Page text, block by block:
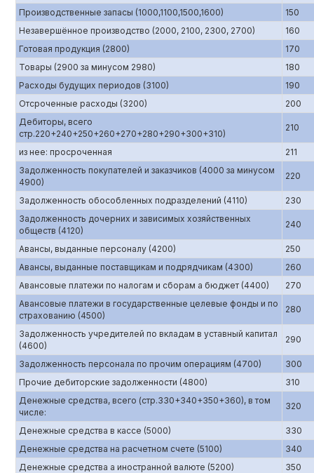
Производственные запасы (1000,1100,1500,1600)
150
Незавершённое производство (2000, 2100, 2300, 2700)
160
Готовая продукция (2800)
170
Товары (2900 за минусом 2980)
180
Расходы будущих периодов (3100)
190
Отсроченные расходы (3200)
200
Дебиторы, всего
стр.220+240+250+260+270+280+290+300+310)
210
из нее: просроченная
211
Задолженность покупателей и заказчиков (4000 за минусом
4900)
220
Задолженность обособленных подразделений (4110)
230
Задолженность дочерних и зависимых хозяйственных
обществ (4120)
240
Авансы, выданные персоналу (4200)
250
Авансы, выданные поставщикам и подрядчикам (4300)
260
Авансовые платежи по налогам и сборам а бюджет (4400)
270
Авансовые платежи в государственные целевые фонды и по
страхованию (4500)
280
Задолженность учредителей по вкладам в уставный капитал
(4600)
290
Задолженность персонала по прочим операциям (4700)
300
Прочие дебиторские задолженности (4800)
310
Денежные средства, всего (стр.330+340+350+360), в том
числе:
320
Денежные средства в кассе (5000)
330
Денежные средства на расчетном счете (5100)
340
Денежные средства а иностранной валюте (5200)
350